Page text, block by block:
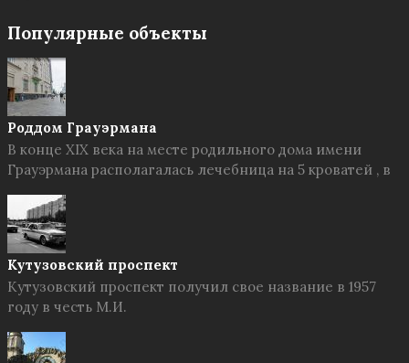
Популярные объекты
Роддом Грауэрмана
В конце XIX века на месте родильного дома имени
Грауэрмана располагалась лечебница на 5 кроватей , в
Кутузовский проспект
Кутузовский проспект получил свое название в 1957
году в честь М.И.